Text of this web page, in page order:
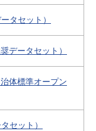
タセット）
データセット）
体標準オープン
セット）